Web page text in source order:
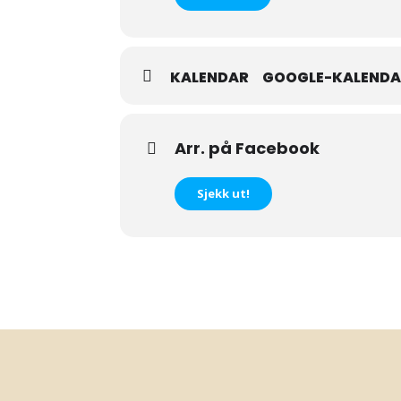
KALENDAR GOOGLE-
Arr. på Facebook
Sjekk ut!